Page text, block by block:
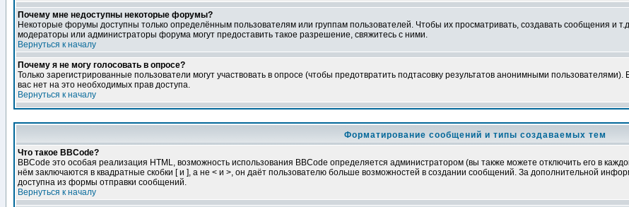
Почему мне недоступны некоторые форумы?
Некоторые форумы доступны только определённым пользователям или группам пользователей. Чтобы их просматривать, создавать сообщения и
модераторы или администраторы форума могут предоставить такое разрешение, свяжитесь с ними.
Вернуться к началу
Почему я не могу голосовать в опросе?
Только зарегистрированные пользователи могут участвовать в опросе (чтобы предотвратить подтасовку результатов анонимными
вас нет на это необходимых прав доступа.
Вернуться к началу
Форматирование сообщений и типы создаваемых тем
Что такое BBCode?
BBCode это особая реализация HTML, возможность использования BBCode определяется администратором (вы также можете отключить его в
нём заключаются в квадратные скобки [ и ], а не < и >, он даёт пользователю больше возможностей в создании сообщений. За дополнительной
доступна из формы отправки сообщений.
Вернуться к началу